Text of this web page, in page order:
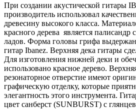
При создании акустической гитары
производитель использовал
древесину высокого класса.
красного дерева является
ладов. Форма головы грифа
гитар Ibanez. Верхняя дека гитары
Для изготовления нижней деки и
использовано красное дерево.
резонаторное отверстие имеют
графическую отделку, которые
элегантность этого инструмента.
цвет санберст (SUNBURST) с